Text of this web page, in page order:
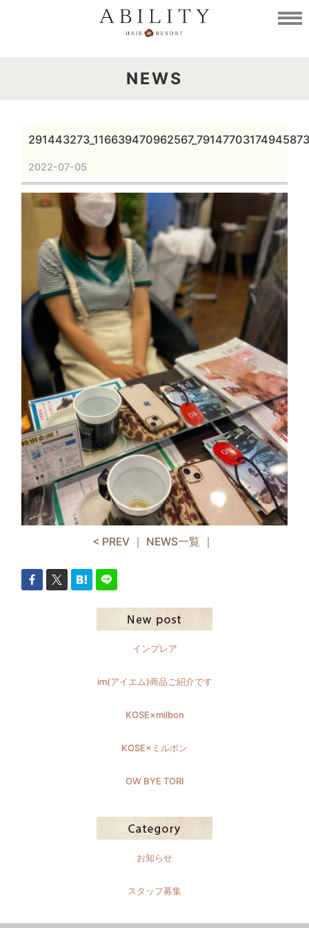
NEWS
2022-07-05
< PREV ｜ NEWS一覧 ｜
インプレア
im(アイエム)商品ご紹介です
KOSE×milbon
KOSE×ミルボン
OW BYE TORI
お知らせ
スタッフ募集